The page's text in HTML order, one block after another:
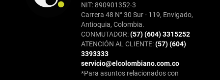
NIT: 890901352-3
Carrera 48 N° 30 Sur - 119, Envigado,
Antioquia, Colombia.
CONMUTADOR:(57) (604) 3315252
ATENCIÓN AL CLIENTE:(57) (604)
3393333
servicio@elcolombiano.com.co
*Para asuntos relacionados con